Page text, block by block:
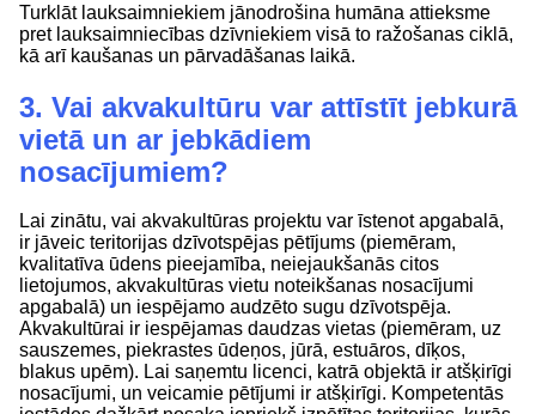
Turklāt lauksaimniekiem jānodrošina humāna attieksme
pret lauksaimniecības dzīvniekiem visā to ražošanas ciklā,
kā arī kaušanas un pārvadāšanas laikā.
3. Vai akvakultūru var attīstīt jebkurā
vietā un ar jebkādiem
nosacījumiem?
Lai zinātu, vai akvakultūras projektu var īstenot apgabalā,
ir jāveic teritorijas dzīvotspējas pētījums (piemēram,
kvalitatīva ūdens pieejamība, neiejaukšanās citos
lietojumos, akvakultūras vietu noteikšanas nosacījumi
apgabalā) un iespējamo audzēto sugu dzīvotspēja.
Akvakultūrai ir iespējamas daudzas vietas (piemēram, uz
sauszemes, piekrastes ūdeņos, jūrā, estuāros, dīķos,
blakus upēm). Lai saņemtu licenci, katrā objektā ir atšķirīgi
nosacījumi, un veicamie pētījumi ir atšķirīgi. Kompetentās